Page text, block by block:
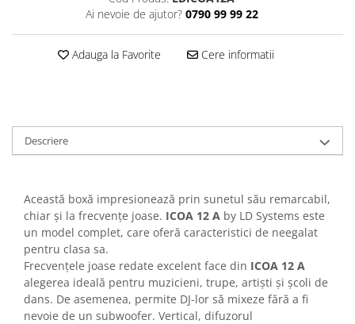
Casti cu fir
Casti fara fir
Microfoane
Accesorii pentru Microfoane
Microfoane de captura
Microfoane pentru instrumente
Microfoane USB - Podcast, Gaming
Seturi de microfoane
Sisteme wireless
Mixere
Ai nevoie de ajutor? 0790 99 99 22
Adauga la Favorite Cere informatii
Descriere
Această boxă impresionează prin sunetul său remarcabil,
chiar și la frecvențe joase. ICOA 12 A by LD Systems este
un model complet, care oferă caracteristici de neegalat
pentru clasa sa.
Frecvențele joase redate excelent face din ICOA 12 A
alegerea ideală pentru muzicieni, trupe, artiști și școli de
dans. De asemenea, permite DJ-lor să mixeze fără a fi
nevoie de un subwoofer. Vertical, difuzorul